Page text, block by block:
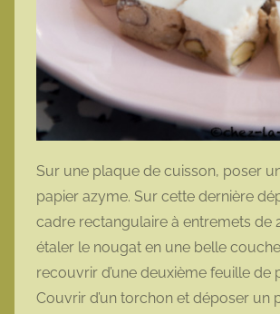
Sur une plaque de cuisson, poser
papier azyme. Sur cette dernière
cadre rectangulaire à entremets de
étaler le nougat en une belle
recouvrir d’une deuxième feuille de
Couvrir d’un torchon et déposer un